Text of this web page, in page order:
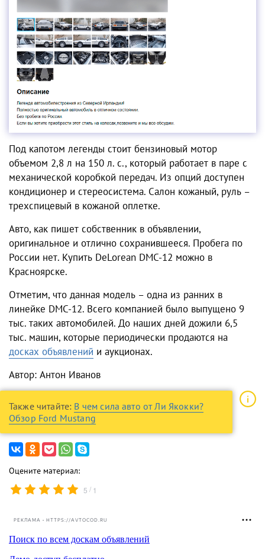
Под капотом легенды стоит бензиновый мотор
объемом 2,8 л на 150 л. с., который работает в паре с
механической коробкой передач. Из опций доступен
кондиционер и стереосистема. Салон кожаный, руль –
трехспицевый в кожаной оплетке.
Авто, как пишет собственник в объявлении,
оригинальное и отлично сохранившееся. Пробега по
России нет. Купить DeLorean DMC-12 можно в
Красноярске.
Отметим, что данная модель – одна из ранних в
линейке DMC-12. Всего компанией было выпущено 9
тыс. таких автомобилей. До наших дней дожили 6,5
тыс. машин, которые периодически продаются на
досках объявлений и аукционах.
Автор: Антон Иванов
Также читайте: В чем сила авто от Ли Якокки?
Обзор Ford Mustang
Оцените материал:
5 / 1
РЕКЛАМА • HTTPS://AVTOCOD.RU